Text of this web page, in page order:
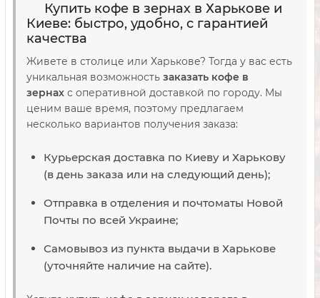
Купить кофе в зернах в Харькове и
Киеве: быстро, удобно, с гарантией
качества
Живете в столице или Харькове? Тогда у вас есть
уникальная возможность заказать кофе в
зернах с оперативной доставкой по городу. Мы
ценим ваше время, поэтому предлагаем
несколько вариантов получения заказа:
Курьерская доставка по Киеву и Харькову
(в день заказа или на следующий день);
Отправка в отделения и почтоматы Новой
Почты по всей Украине;
Самовывоз из пункта выдачи в Харькове
(уточняйте наличие на сайте).